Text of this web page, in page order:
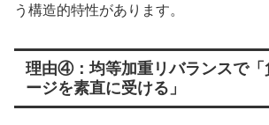
う構造的特性があります。
理由④：均等加重リバランスで「
ージを素直に受ける」